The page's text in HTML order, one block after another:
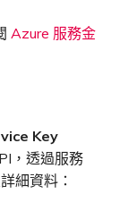
Azure 服務金
Key
，透過服務
細資料：